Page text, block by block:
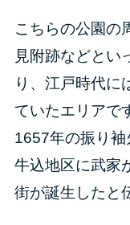
こちらの公園の
見附跡などとい
り、江戸時代に
ていたエリアで
1657年の振り
牛込地区に武家
街が誕生したと